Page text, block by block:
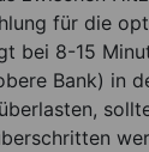
für die
bei 8-15
Bank) in